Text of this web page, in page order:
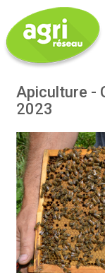
Apiculture -
2023